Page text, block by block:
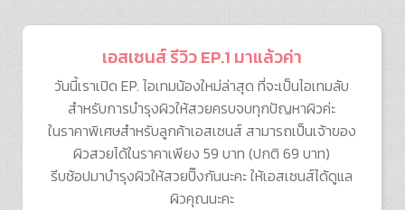
เอสเซนส์ รีวิว EP.1 มาแล้วค่า
วันนี้เราเปิด EP. ไอเทมน้องใหม่ล่าสุด ที่จะเป็นไอเทมลับ
สำหรับการบำรุงผิวให้สวยครบจบทุกปัญหาผิวค่ะ
ในราคาพิเศษสำหรับลูกค้าเอสเซนส์ สามารถเป็นเจ้าของ
ผิวสวยได้ในราคาเพียง 59 บาท (ปกติ 69 บาท)
รีบช้อปมาบำรุงผิวให้สวยปิ๊งกันนะคะ ให้เอสเซนส์ได้ดูแล
ผิวคุณนะคะ